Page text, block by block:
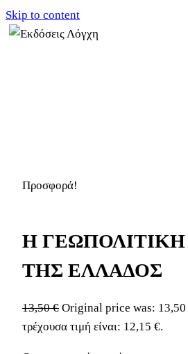
Skip to content
Προσφορά!
Η ΓΕΩΠΟΛΙΤΙΚΗ
ΤΗΣ ΕΛΛΑΔΟΣ
13,50€ Original price was: 13,50
τρέχουσα τιμή είναι: 12,15 €.